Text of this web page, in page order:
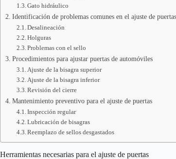
Gato hidráulico
Identificación de problemas comunes en el ajuste de puertas
Desalineación
Holguras
Problemas con el sello
Procedimientos para ajustar puertas de automóviles
Ajuste de la bisagra superior
Ajuste de la bisagra inferior
Revisión del cierre
Mantenimiento preventivo para el ajuste de puertas
Inspección regular
Lubricación de bisagras
Reemplazo de sellos desgastados
Herramientas necesarias para el ajuste de puertas